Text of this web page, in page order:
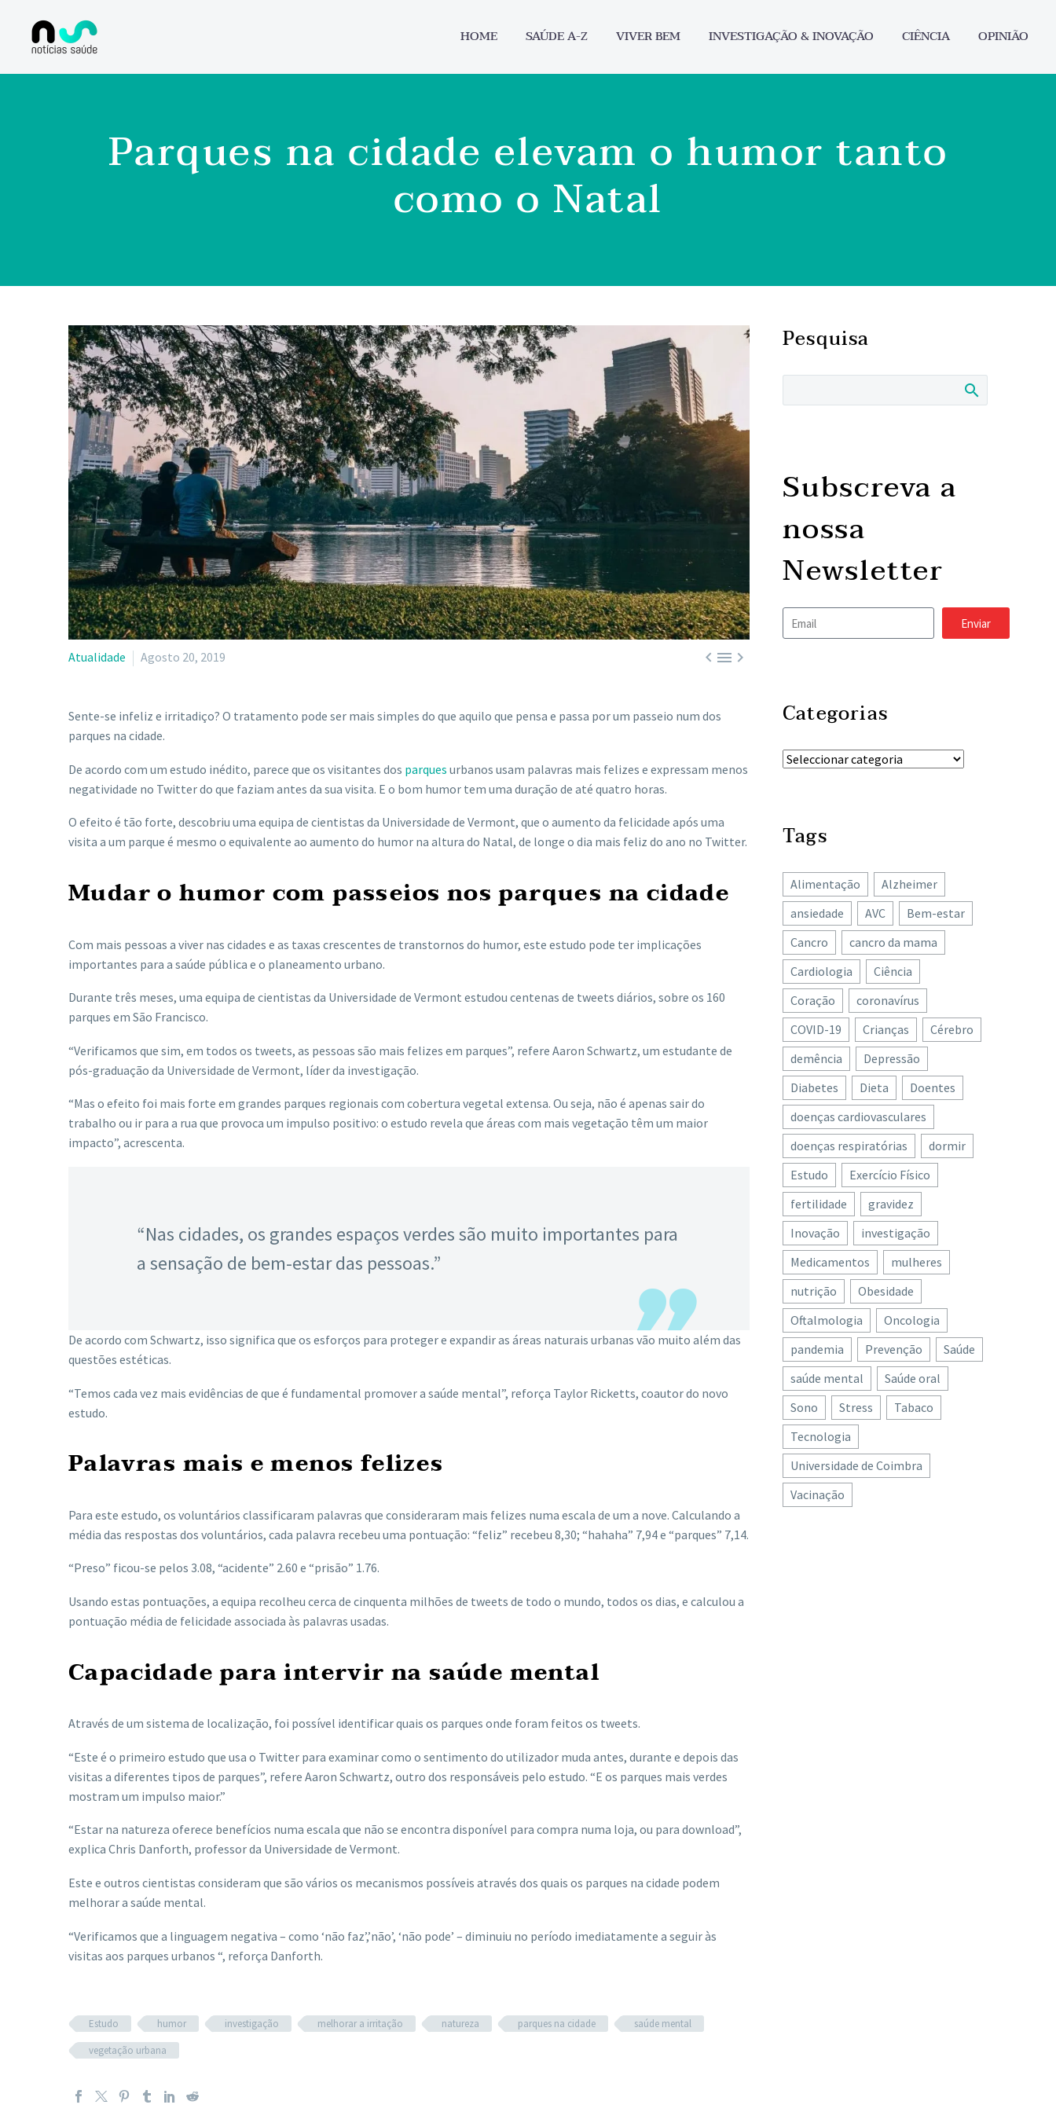
HOME SAÚDE A-Z VIVER BEM INVESTIGAÇÃO & INOVAÇÃO CIÊNCIA OPINIÃO
Parques na cidade elevam o humor tanto
como o Natal

Atualidade Agosto 20, 2019
Sente-se infeliz e irritadiço? O tratamento pode ser mais simples do que aquilo que pensa e passa por um passeio num dos
parques na cidade.
De acordo com um estudo inédito, parece que os visitantes dos parques urbanos usam palavras mais felizes e expressam menos
negatividade no Twitter do que faziam antes da sua visita. E o bom humor tem uma duração de até quatro horas.
O efeito é tão forte, descobriu uma equipa de cientistas da Universidade de Vermont, que o aumento da felicidade após uma
visita a um parque é mesmo o equivalente ao aumento do humor na altura do Natal, de longe o dia mais feliz do ano no Twitter.
Mudar o humor com passeios nos parques na cidade
Com mais pessoas a viver nas cidades e as taxas crescentes de transtornos do humor, este estudo pode ter implicações
importantes para a saúde pública e o planeamento urbano.
Durante três meses, uma equipa de cientistas da Universidade de Vermont estudou centenas de tweets diários, sobre os 160
parques em São Francisco.
“Verificamos que sim, em todos os tweets, as pessoas são mais felizes em parques”, refere Aaron Schwartz, um estudante de
pós-graduação da Universidade de Vermont, líder da investigação.
“Mas o efeito foi mais forte em grandes parques regionais com cobertura vegetal extensa. Ou seja, não é apenas sair do
trabalho ou ir para a rua que provoca um impulso positivo: o estudo revela que áreas com mais vegetação têm um maior
impacto”, acrescenta.
“Nas cidades, os grandes espaços verdes são muito importantes para
a sensação de bem-estar das pessoas.”
De acordo com Schwartz, isso significa que os esforços para proteger e expandir as áreas naturais urbanas vão muito além das
questões estéticas.
“Temos cada vez mais evidências de que é fundamental promover a saúde mental”, reforça Taylor Ricketts, coautor do novo
estudo.
Palavras mais e menos felizes
Para este estudo, os voluntários classificaram palavras que consideraram mais felizes numa escala de um a nove. Calculando a
média das respostas dos voluntários, cada palavra recebeu uma pontuação: “feliz” recebeu 8,30; “hahaha” 7,94 e “parques” 7,14.
“Preso” ficou-se pelos 3.08, “acidente” 2.60 e “prisão” 1.76.
Usando estas pontuações, a equipa recolheu cerca de cinquenta milhões de tweets de todo o mundo, todos os dias, e calculou a
pontuação média de felicidade associada às palavras usadas.
Capacidade para intervir na saúde mental
Através de um sistema de localização, foi possível identificar quais os parques onde foram feitos os tweets.
“Este é o primeiro estudo que usa o Twitter para examinar como o sentimento do utilizador muda antes, durante e depois das
visitas a diferentes tipos de parques”, refere Aaron Schwartz, outro dos responsáveis pelo estudo. “E os parques mais verdes
mostram um impulso maior.”
“Estar na natureza oferece benefícios numa escala que não se encontra disponível para compra numa loja, ou para download”,
explica Chris Danforth, professor da Universidade de Vermont.
Este e outros cientistas consideram que são vários os mecanismos possíveis através dos quais os parques na cidade podem
melhorar a saúde mental.
“Verificamos que a linguagem negativa – como ‘não faz’,’não’, ‘não pode’ – diminuiu no período imediatamente a seguir às
visitas aos parques urbanos “, reforça Danforth.
Estudo humor investigação melhorar a irritação natureza parques na cidade
saúde mental
vegetação urbana
Pesquisa
Subscreva a
nossa
Newsletter
Enviar
Categorias
Tags
Alimentação
Alzheimer
ansiedade
AVC
Bem-estar
Cancro
cancro da mama
Cardiologia
Ciência
Coração
coronavírus
COVID-19
Crianças
Cérebro
demência
Depressão
Diabetes
Dieta
Doentes
doenças cardiovasculares
doenças respiratórias
dormir
Estudo
Exercício Físico
fertilidade
gravidez
Inovação
investigação
Medicamentos
mulheres
nutrição
Obesidade
Oftalmologia
Oncologia
pandemia
Prevenção
Saúde
saúde mental
Saúde oral
Sono
Stress
Tabaco
Tecnologia
Universidade de Coimbra
Vacinação